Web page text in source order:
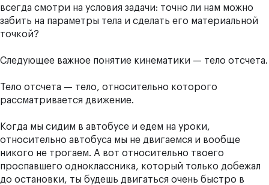
всегда смотри на условия задачи: точно ли нам можно
забить на параметры тела и сделать его материальной
точкой?
Следующее важное понятие кинематики — тело отсчета.
Тело отсчета — тело, относительно которого
рассматривается движение.
Когда мы сидим в автобусе и едем на уроки,
относительно автобуса мы не двигаемся и вообще
никого не трогаем. А вот относительно твоего
проспавшего одноклассника, который только добежал
до остановки, ты будешь двигаться очень быстро в